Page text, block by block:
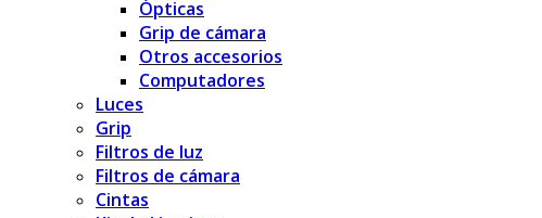
Ópticas
Grip de cámara
Otros accesorios
Computadores
Luces
Grip
Filtros de luz
Filtros de cámara
Cintas